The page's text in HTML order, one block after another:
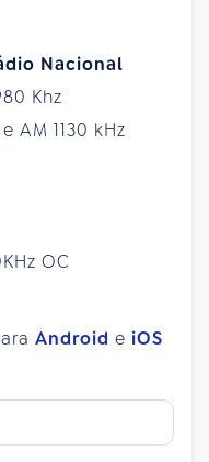
Nacional
Khz
AM 1130 kHz
OC
Android e iOS